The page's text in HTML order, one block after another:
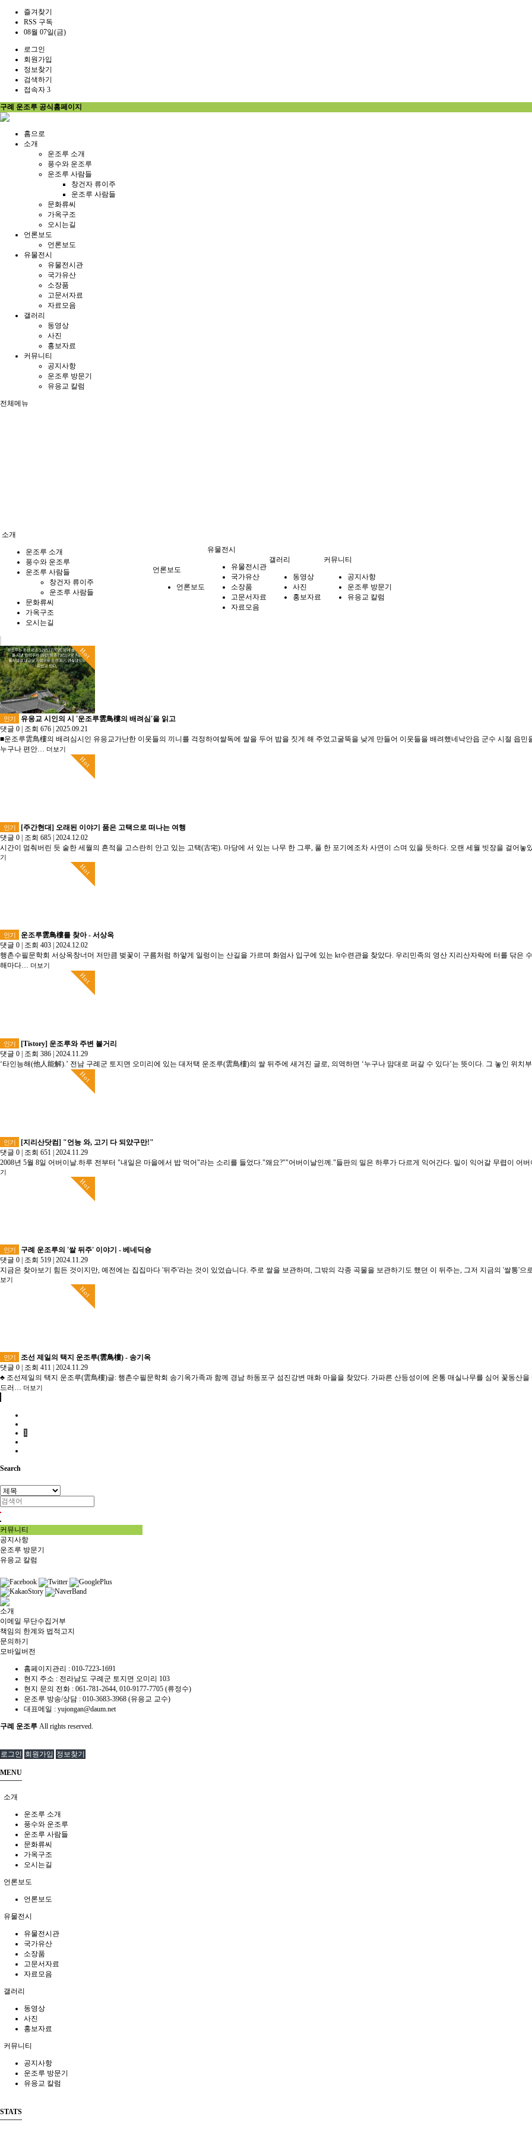
즐겨찾기
RSS 구독
08월 07일(금)
로그인
회원가입
정보찾기
검색하기
접속자 3
구례 운조루 공식홈페이지
홈으로
소개
운조루 소개
풍수와 운조루
운조루 사람들
창건자 류이주
운조루 사람들
문화류씨
가옥구조
오시는길
언론보도
언론보도
유물전시
유물전시관
국가유산
소장품
고문서자료
자료모음
갤러리
동영상
사진
홍보자료
커뮤니티
공지사항
운조루 방문기
유응교 칼럼
전체메뉴
소개
운조루 소개
풍수와 운조루
운조루 사람들
창건자 류이주
운조루 사람들
문화류씨
가옥구조
오시는길
언론보도
언론보도
유물전시
유물전시관
국가유산
소장품
고문서자료
자료모음
갤러리
동영상
사진
홍보자료
커뮤니티
공지사항
운조루 방문기
유응교 칼럼
Hot
인기
유응교 시인의 시 '운조루雲鳥樓의 배려심'을 읽고
댓글 0
조회 676 2025.09.21
■운조루雲鳥樓의 배려심시인 유응교가난한 이웃들의 끼니를 걱정하여쌀독에 쌀을 두어 밥을 짓게 해 주었고굴뚝을 낮게 만들어 이웃들을 배려했네낙안읍 군수 시절 읍민
누구나 편안… 더보기
Hot
인기
[주간현대] 오래된 이야기 품은 고택으로 떠나는 여행
댓글 0
조회 685 2024.12.02
시간이 멈춰버린 듯 숱한 세월의 흔적을 고스란히 안고 있는 고택(古宅). 마당에 서 있는 나무 한 그루, 풀 한 포기에조차 사연이 스며 있을 듯하다. 오랜 세월 빗장을 걸어놓
기
Hot
인기
운조루雲鳥樓를 찾아 - 서상옥
댓글 0
조회 403 2024.12.02
행촌수필문학회 서상옥창너머 저만큼 벚꽃이 구름처럼 하얗게 일렁이는 산길을 가르며 화엄사 입구에 있는 kt수련관을 찾았다. 우리민족의 영산 지리산자락에 터를 닦은
해마다… 더보기
Hot
인기
[Tistory] 운조루와 주변 볼거리
댓글 0
조회 386 2024.11.29
‘타인능해(他人能解).’ 전남 구례군 토지면 오미리에 있는 대저택 운조루(雲鳥樓)의 쌀 뒤주에 새겨진 글로, 의역하면 ‘누구나 맘대로 퍼갈 수 있다’는 뜻이다. 그 놓인 위치
Hot
인기
[지리산닷컴] "언능 와, 고기 다 되얐구만!"
댓글 0
조회 651 2024.11.29
2008년 5월 8일 어버이날.하루 전부터 "내일은 마을에서 밥 먹어"라는 소리를 들었다."왜요?""어버이날인께."들판의 밀은 하루가 다르게 익어간다. 밀이 익어갈 무렵이 어
기
Hot
인기
구례 운조루의 '쌀 뒤주' 이야기 - 베네딕숑
댓글 0
조회 519 2024.11.29
지금은 찾아보기 힘든 것이지만, 예전에는 집집마다 '뒤주'라는 것이 있었습니다. 주로 쌀을 보관하며, 그밖의 각종 곡물을 보관하기도 했던 이 뒤주는, 그저 지금의 '쌀통'으
보기
Hot
인기
조선 제일의 택지 운조루(雲鳥樓) - 송기옥
댓글 0
조회 411 2024.11.29
♣ 조선제일의 택지 운조루(雲鳥樓)글: 행촌수필문학회 송기옥가족과 함께 경남 하동포구 섬진강변 매화 마을을 찾았다. 가파른 산등성이에 온통 매실나무를 심어 꽃동산을
드러… 더보기
1
Search
커뮤니티
공지사항
운조루 방문기
유응교 칼럼
소개
이메일 무단수집거부
책임의 한계와 법적고지
문의하기
모바일버전
홈페이지관리 : 010-7223-1691
현지 주소 : 전라남도 구례군 토지면 오미리 103
현지 문의 전화 : 061-781-2644, 010-9177-7705 (류정수)
운조루 방송/상담 : 010-3683-3968 (유응교 교수)
대표메일 : yujongan@daum.net
구례 운조루 All rights reserved.
로그인 회원가입 정보찾기
MENU
소개
운조루 소개
풍수와 운조루
운조루 사람들
문화류씨
가옥구조
오시는길
언론보도
언론보도
유물전시
유물전시관
국가유산
소장품
고문서자료
자료모음
갤러리
동영상
사진
홍보자료
커뮤니티
공지사항
운조루 방문기
유응교 칼럼
STATS